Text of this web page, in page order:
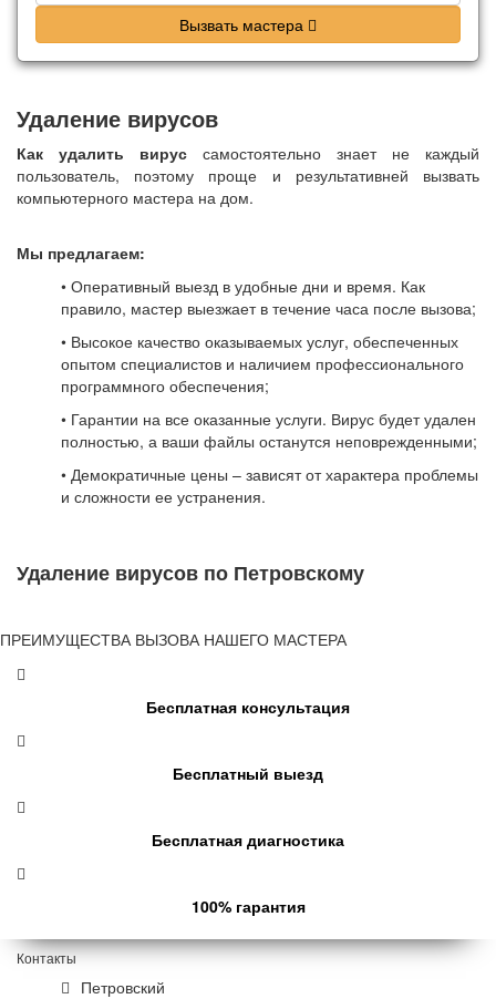
Вызвать мастера
Удаление вирусов
Как удалить вирус самостоятельно знает не каждый
пользователь, поэтому проще и результативней вызвать
компьютерного мастера на дом.
Мы предлагаем:
• Оперативный выезд в удобные дни и время. Как
правило, мастер выезжает в течение часа после вызова;
• Высокое качество оказываемых услуг, обеспеченных
опытом специалистов и наличием профессионального
программного обеспечения;
• Гарантии на все оказанные услуги. Вирус будет удален
полностью, а ваши файлы останутся неповрежденными;
• Демократичные цены – зависят от характера проблемы
и сложности ее устранения.
Удаление вирусов по Петровскому
ПРЕИМУЩЕСТВА ВЫЗОВА НАШЕГО МАСТЕРА
Бесплатная консультация
Бесплатный выезд
Бесплатная диагностика
100% гарантия
Контакты
Петровский